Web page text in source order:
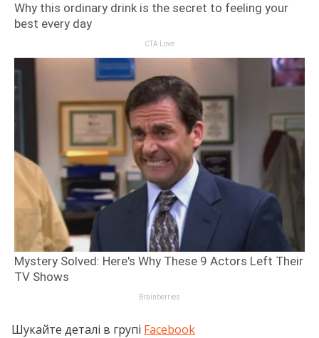
Шукайте деталі в групі Facebook